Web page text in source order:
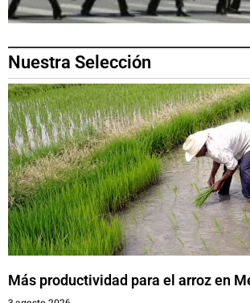
Nuestra Selección
Más productividad para el arroz en